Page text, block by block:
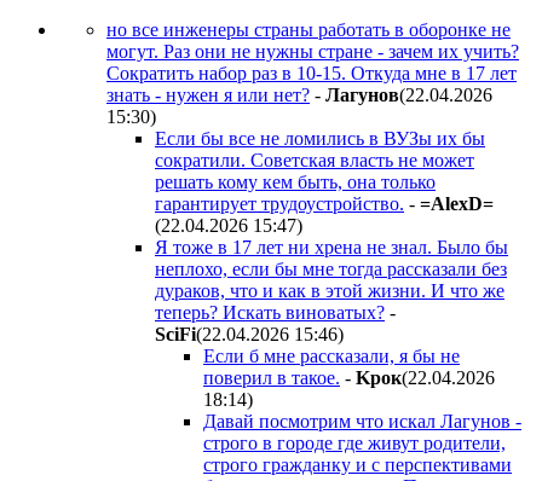
но все инженеры страны работать в оборонке не
могут. Раз они не нужны стране - зачем их учить?
Сократить набор раз в 10-15. Откуда мне в 17 лет
знать - нужен я или нет? - Лaгyнoв(22.04.2026
15:30)
Если бы все не ломились в ВУЗы их бы
сократили. Советская власть не может
решать кому кем быть, она только
гарантирует трудоустройство. - =AlexD=
(22.04.2026 15:47)
Я тоже в 17 лет ни хрена не знал. Было бы
неплохо, если бы мне тогда рассказали без
дураков, что и как в этой жизни. И что же
теперь? Искать виноватых? -
SciFi(22.04.2026 15:46)
Если б мне рассказали, я бы не
поверил в такое. - Kpoк(22.04.2026
18:14)
Давай посмотрим что искал Лагунов -
строго в городе где живут родители,
строго гражданку и с перспективами